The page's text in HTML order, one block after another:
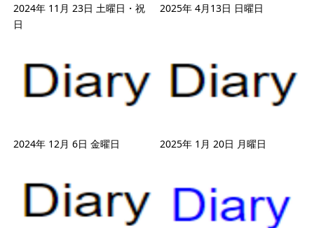
2024年 11月 23日 土曜日・祝
日
2025年 4月13日 日曜日
2024年 12月 6日 金曜日 2025年 1月 20日 月曜日